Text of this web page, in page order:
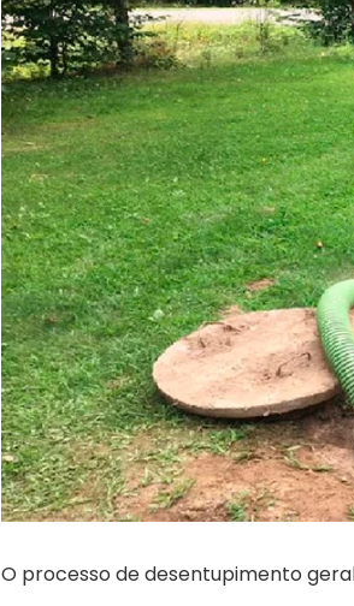
O processo de desentupimento